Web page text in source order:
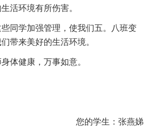
活环境有所伤害。
同学加强管理，使我们五。八班变
带来美好的生活环境。
体健康，万事如意。
您的学生：张燕娣